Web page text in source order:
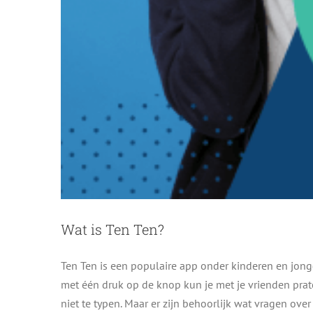
Wat is Ten Ten?
Ten Ten is een populaire app onder kinderen en
met één druk op de knop kun je met je vrienden
niet te typen. Maar er zijn behoorlijk wat vragen
Wat zijn de